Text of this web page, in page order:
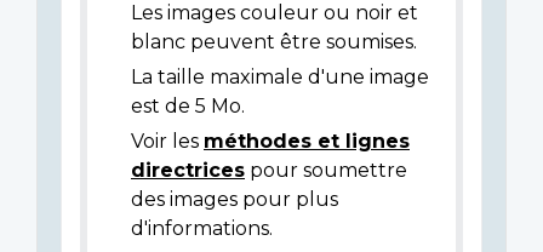
Les images couleur ou noir et
blanc peuvent être soumises.
La taille maximale d'une image
est de 5 Mo.
Voir les méthodes et lignes
directrices pour soumettre
des images pour plus
d'informations.